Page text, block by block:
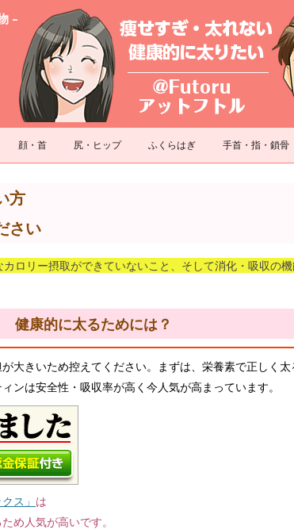
–
コンテンツへスキッ
顔・首 尻・ヒップ ふくらはぎ 手首・指・鎖骨
方
さい
ロリー摂取ができていないこと、そして消化・吸収の
健康的に太るためには？
大きいため控えてください。まずは、栄養素で正しく
ンは安全性・吸収率が高く今人気が高まっています。
ス」 は
め人気が高いです。